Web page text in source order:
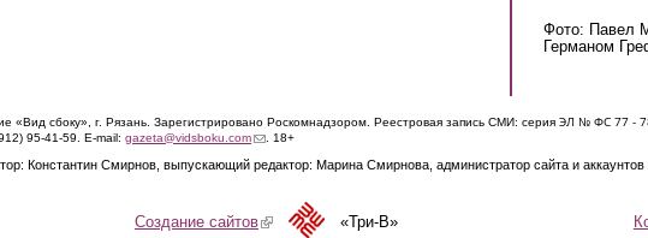
Фото: Павел
Германом
«Вид сбоку», г. Рязань. Зарегистрировано Роскомнадзором. Реестровая запись СМИ: серия ЭЛ № ФС 77 -
95-41-59. E-mail: gazeta@vidsboku.com(link sends e-mail)
. 18+
Константин Смирнов, выпускающий редактор: Марина Смирнова, администратор сайта и аккаунтов
Создание сайтов(link is external)«Три-В»